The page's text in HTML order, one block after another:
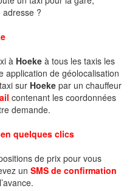
?
à Hoeke à tous les taxis les
application de géolocalisation
sur Hoeke par un chauffeur
contenant les coordonnées
demande.
quelques clics
de prix pour vous
un SMS de confirmation